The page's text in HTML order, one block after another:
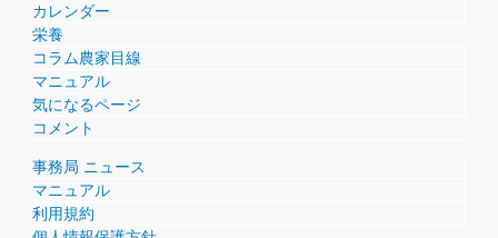
カレンダー
栄養
コラム農家目線
マニュアル
気になるページ
コメント
事務局 ニュース
マニュアル
利用規約